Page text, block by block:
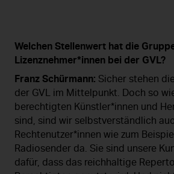
Welchen Stellenwert hat die
Lizenznehmer*innen bei der GVL?
Franz Schürmann: Sicher stehen
der GVL im Mittelpunkt. Doch so
berechtigten Künstler*innen und
sind, sind wir selbstverständlich
Rechtenutzer*innen wie zum
Radiosender da. Sie sind unsere
dafür, dass das reichhaltige